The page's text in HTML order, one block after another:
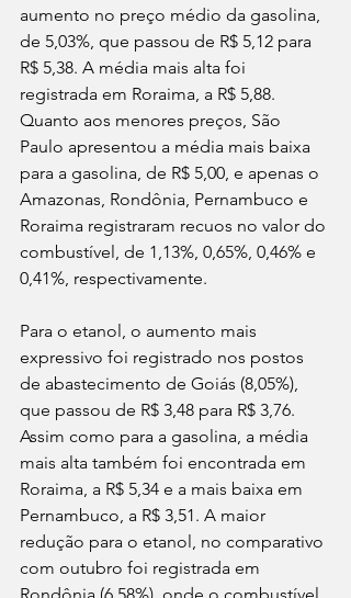
aumento no preço médio da gasolina,
de 5,03%, que passou de R$ 5,12 para
R$ 5,38. A média mais alta foi
registrada em Roraima, a R$ 5,88.
Quanto aos menores preços, São
Paulo apresentou a média mais baixa
para a gasolina, de R$ 5,00, e apenas o
Amazonas, Rondônia, Pernambuco e
Roraima registraram recuos no valor do
combustível, de 1,13%, 0,65%, 0,46% e
0,41%, respectivamente.
Para o etanol, o aumento mais
expressivo foi registrado nos postos
de abastecimento de Goiás (8,05%),
que passou de R$ 3,48 para R$ 3,76.
Assim como para a gasolina, a média
mais alta também foi encontrada em
Roraima, a R$ 5,34 e a mais baixa em
Pernambuco, a R$ 3,51. A maior
redução para o etanol, no comparativo
com outubro foi registrada em